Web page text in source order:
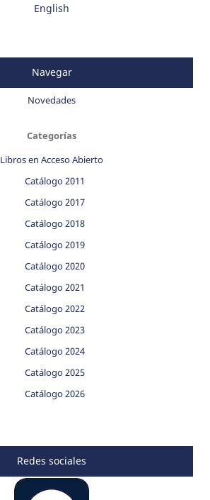
English
Navegar
Novedades
Categorías
Libros en Acceso Abierto
Catálogo 2011
Catálogo 2017
Catálogo 2018
Catálogo 2019
Catálogo 2020
Catálogo 2021
Catálogo 2022
Catálogo 2023
Catálogo 2024
Catálogo 2025
Catálogo 2026
Redes sociales